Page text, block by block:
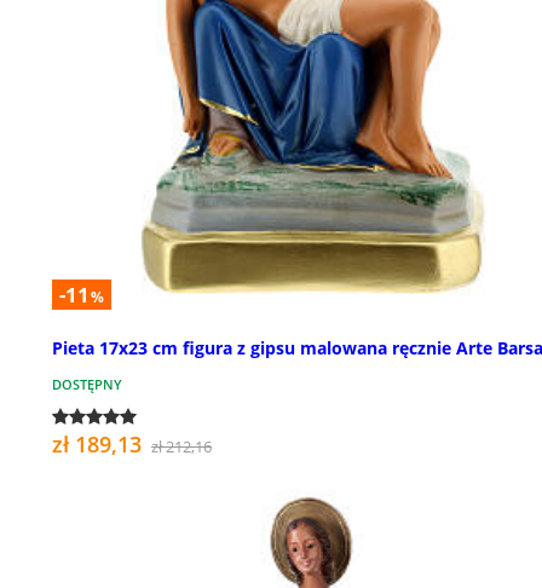
-11 %
Pieta 17x23 cm figura z gipsu malowana ręcznie Arte
DOSTĘPNY
zł 189,13 zł 212,16